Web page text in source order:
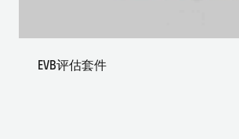
EVB评估套件